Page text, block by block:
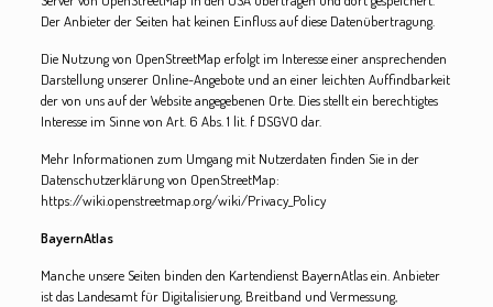
Der Anbieter der Seiten hat keinen Einfluss auf diese Datenübertragung.
Die Nutzung von OpenStreetMap erfolgt im Interesse einer ansprechenden
Darstellung unserer Online-Angebote und an einer leichten Auffindbarkeit
der von uns auf der Website angegebenen Orte. Dies stellt ein berechtigtes
Interesse im Sinne von Art. 6 Abs. 1 lit. f DSGVO dar.
Mehr Informationen zum Umgang mit Nutzerdaten finden Sie in der
Datenschutzerklärung von OpenStreetMap:
https://wiki.openstreetmap.org/wiki/Privacy_Policy
BayernAtlas
Manche unsere Seiten binden den Kartendienst BayernAtlas ein. Anbieter
ist das Landesamt für Digitalisierung, Breitband und Vermessung,